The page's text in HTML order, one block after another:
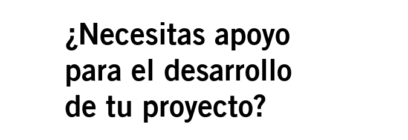
¿Necesitas apoyo
para el desarrollo
de tu proyecto?